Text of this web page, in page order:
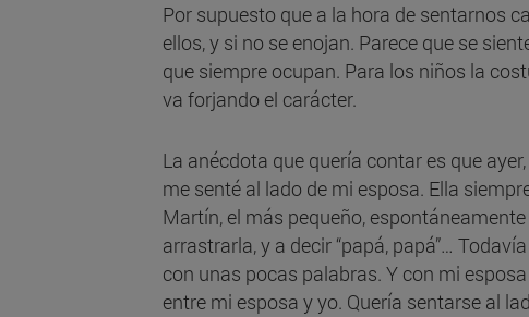
Por supuesto que a la hora de sentarnos
ellos, y si no se enojan. Parece que se
que siempre ocupan. Para los niños la
va forjando el carácter.
La anécdota que quería contar es que
me senté al lado de mi esposa. Ella
Martín, el más pequeño,
arrastrarla, y a decir “papá, papá”…
con unas pocas palabras. Y con mi
entre mi esposa y yo. Quería sentarse al